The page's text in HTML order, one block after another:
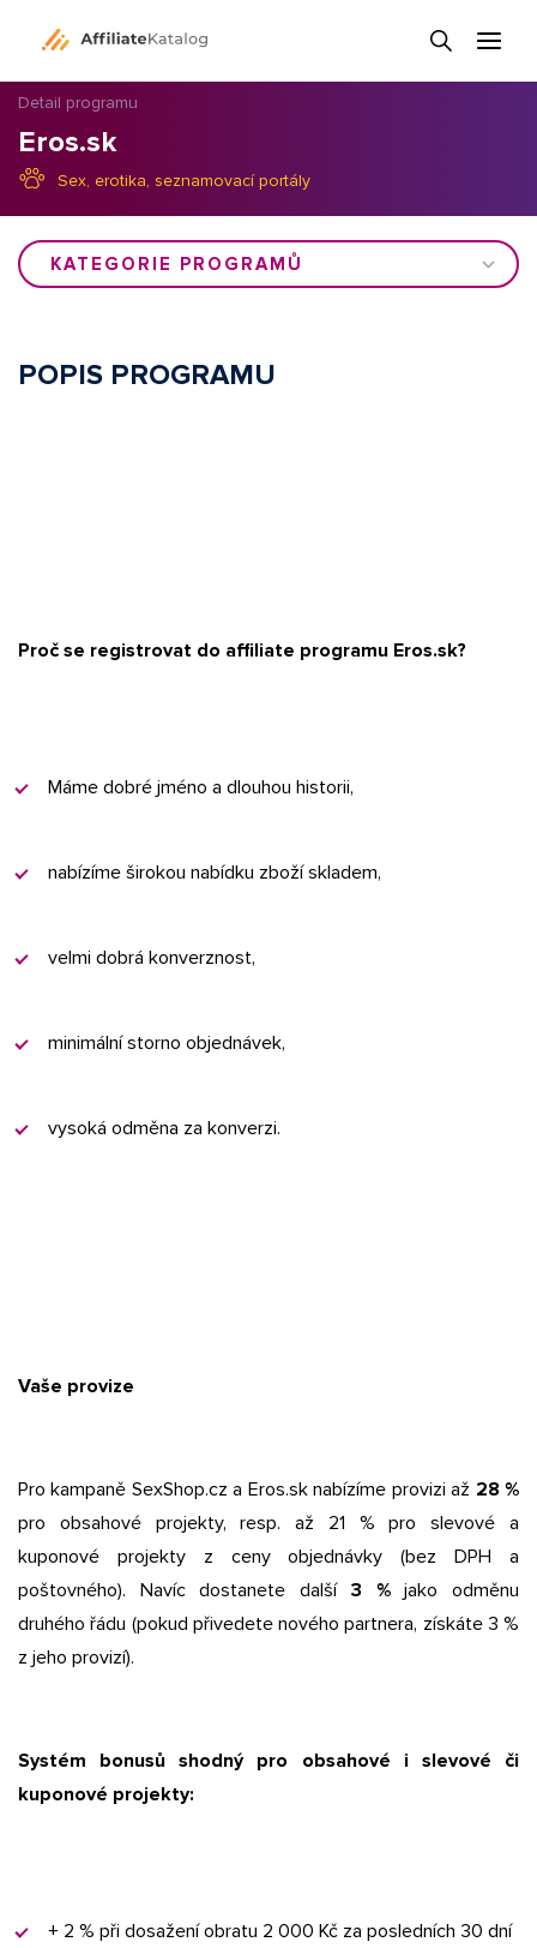
Detail programu
Eros.sk
Sex, erotika, seznamovací portály
KATEGORIE PROGRAMŮ
POPIS PROGRAMU
Proč se registrovat do affiliate programu Eros.sk?
Máme dobré jméno a dlouhou historii,
nabízíme širokou nabídku zboží skladem,
velmi dobrá konverznost,
minimální storno objednávek,
vysoká odměna za konverzi.
Vaše provize
Pro kampaně SexShop.cz a Eros.sk nabízíme provizi až 28 %
pro obsahové projekty, resp. až 21 % pro slevové a
kuponové projekty z ceny objednávky (bez DPH a
poštovného). Navíc dostanete další 3 %jako odměnu
druhého řádu (pokud přivedete nového partnera, získáte 3 %
z jeho provizí).
Systém bonusů shodný pro obsahové i slevové či
kuponové projekty:
+ 2 % při dosažení obratu 2 000 Kč za posledních 30 dní